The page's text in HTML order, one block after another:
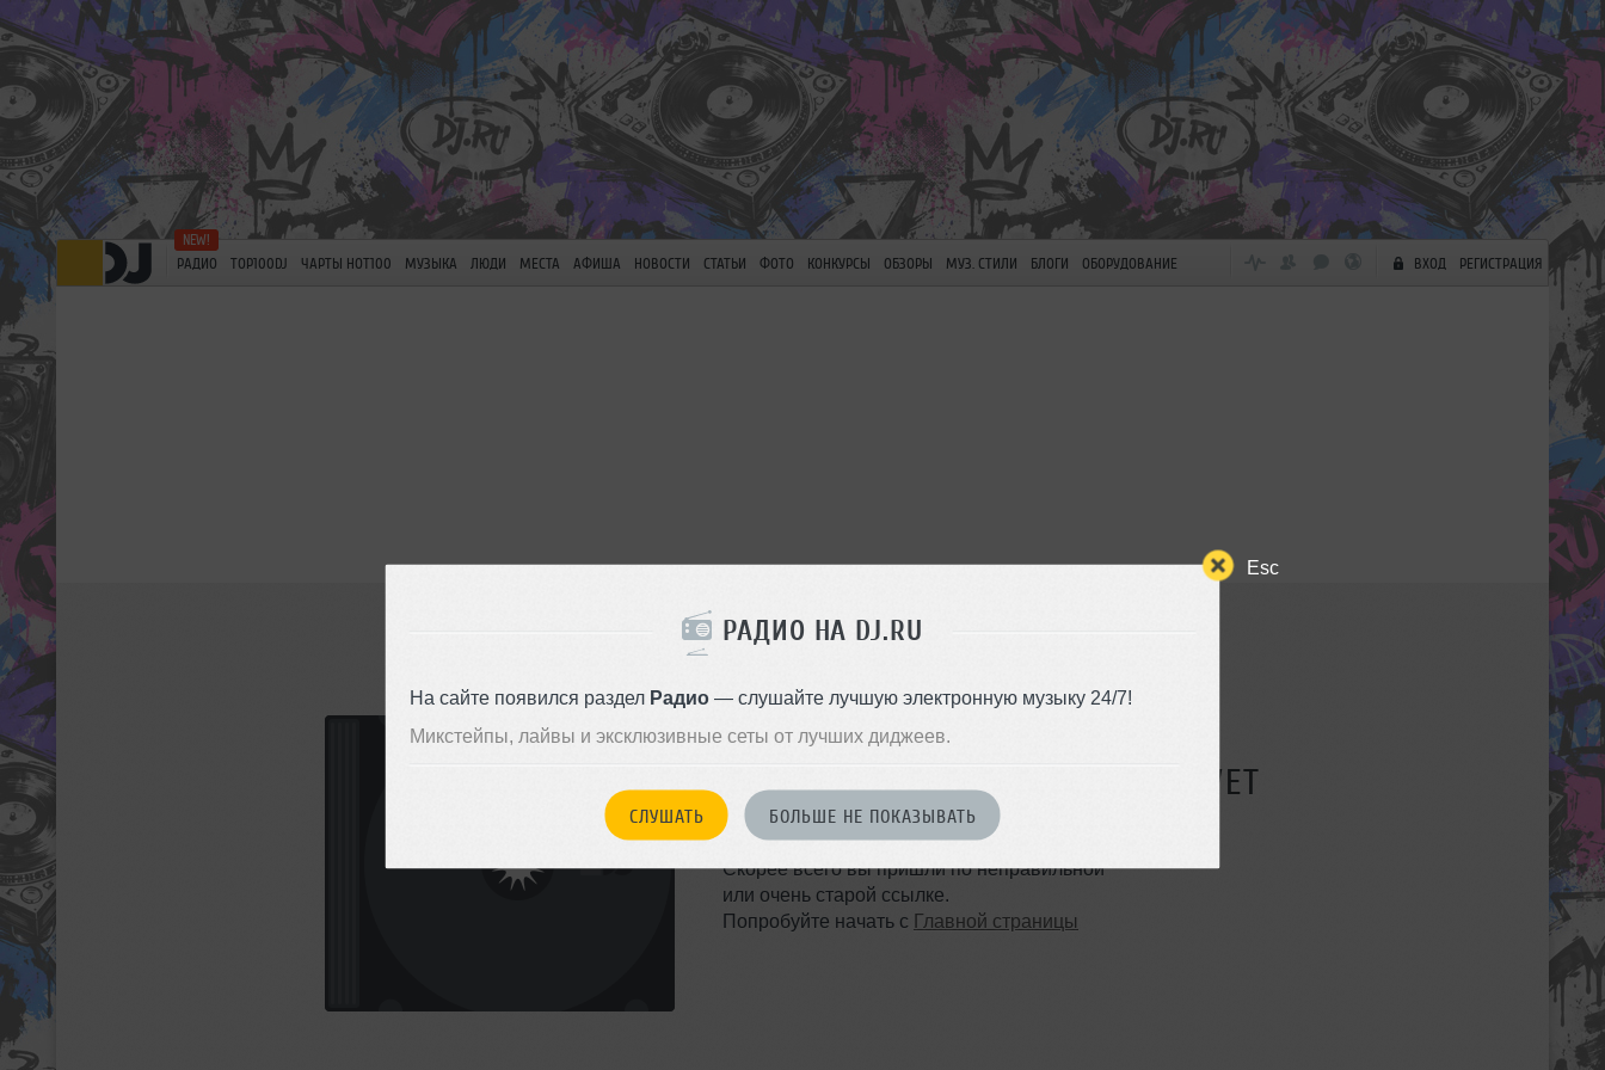
Esc
РАДИО НА DJ.RU
На сайте появился раздел Радио— слушайте лучшую электронную музыку 24/7!
Микстейпы, лайвы и эксклюзивные сеты от лучших диджеев.
СЛУШАТЬ БОЛЬШЕ НЕ ПОКАЗЫВАТЬ
РАДИО TOP100DJ ЧАРТЫ HOT100 МУЗЫКА ЛЮДИ МЕСТА АФИША НОВОСТИ СТАТЬИ ФОТО КОНКУРСЫ ОБЗОРЫ МУЗ. СТИЛИ БЛОГИ ОБОРУДОВАНИЕ ВХОД РЕГИСТРАЦИЯ
ТАКОЙ СТРАНИЦЫ НЕ СУЩЕСТВУЕТ
Ошибка 404
Скорее всего вы пришли по неправильной
или очень старой ссылке.
Попробуйте начать с Главной страницы